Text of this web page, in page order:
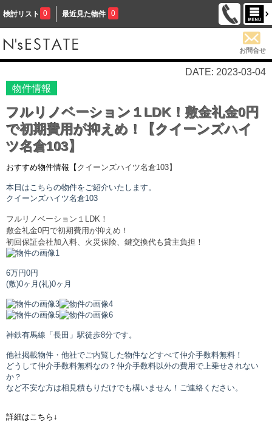
検討リスト 0 最近見た物件 0
お問合せ
DATE: 2023-03-04
物件情報
フルリノベーション１LDK！敷金礼金0円
で初期費用が抑えめ！【クイーンズハイ
ツ名倉103】
おすすめ物件情報【 クイーンズハイツ名倉103】
本日はこちらの物件をご紹介いたします。
クイーンズハイツ名倉103
フルリノベーション１LDK！
敷金礼金0円で初期費用が抑えめ！
初回保証会社加入料、火災保険、鍵交換代も貸主負担！
6万円0円
(敷)0ヶ月 (礼)0ヶ月
神鉄有馬線「長田」駅徒歩8分です。
他社掲載物件・他社でご内覧した物件などすべて仲介手数料無料！
どうして仲介手数料無料なの？仲介手数料以外の費用で上乗せされない
か？
など不安な方は相見積もりだけでも構いません！ご連絡ください。
詳細はこちら↓